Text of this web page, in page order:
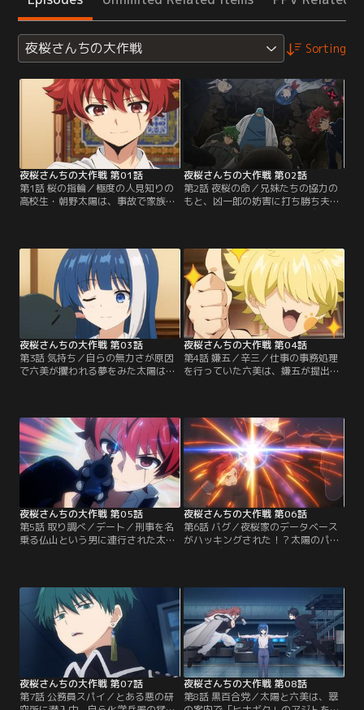
夜桜さんちの大作戦 Sorting
夜桜さんちの大作戦 第01話
第1話 桜の指輪／極度の人見知りの
高校生・朝野太陽は、事故で家族を
を許せる特別な存在だった。ある日
の放課後、昼川先生に呼び出された
太陽は教頭室を訪れる。そこで見せ
られたものは六美の隠し撮りコレク
ションで、陰からずっと彼女を見守
ってきたという。【提供：バンダイ
夜桜さんちの大作戦 第02話
第2話 夜桜の命／兄妹たちの協力の
もと、凶一郎の妨害に打ち勝ち夫婦
となった太陽と六美。翌朝、自分の
同時に、自宅が大爆発してしまう。
何者かに爆弾を仕掛けられていたこ
とがわかり驚愕する太陽。凶一郎の
口から夜桜家の使命を知らされ、
「六美を守る」という本当の意味を
理解する。【提供：バンダイチャン
ネル】
夜桜さんちの大作戦 第03話
第3話 気持ち／自らの無力さが原因
で六美が攫われる夢をみた太陽は
ずは「1か月間、夜桜家で生活する
こと」を提示される。そんな太陽を
待ち受けるのは、屋敷中に設置され
た多種多様なトラップたち。太陽に
とって、夜桜屋敷での地獄の日常が
幕を開ける--。【提供：バンダイチ
ャンネル】
夜桜さんちの大作戦 第04話
第4話 嫌五／辛三／仕事の事務処理
を行っていた六美は、嫌五が提出し
ついに六美の堪忍袋の緒が切れる！
夜桜家当主として嫌五にお灸を据え
ようとするが、悠々と逃げられてし
まう。彼を捕まえるため「冬ごも
り」を発動して屋敷を閉鎖した六美
は兄妹の部屋を…。【提供：バンダ
イチャンネル】
夜桜さんちの大作戦 第05話
第5話 取り調べ／デート／刑事を名
乗る仏山という男に連行された太
犯行とは到底考えられないと、仏山
は太陽が裏で秘密組織に関わってい
ると疑うが、共犯者の情報は一切入
手できていないらしい…。取り調べ
と称した、手段を選ばない理不尽な
拷問に耐える太陽。【提供：バンダ
イチャンネル】
夜桜さんちの大作戦 第06話
第6話 バグ／夜桜家のデータベース
がハッキングされた！？太陽のパー
ソナルデータだけが盗まれたと四恐
の太陽と六美の前に現れたのは、惚
れた男を付け回して殺す“男狩り”ス
パイの切崎殺香だった。闇サイトに
公開された太陽の動画を見て、ひと
目惚れしたという。【提供：バンダ
イチャンネル】
夜桜さんちの大作戦 第07話
第7話 公務員スパイ／とある悪の研
夜桜さんちの大作戦 第08話
第8話 黒百合党／太陽と六美は、翠